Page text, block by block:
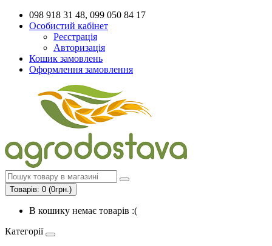
098 918 31 48, 099 050 84 17
Особистий кабінет
Реєстрація
Авторизація
Кошик замовлень
Оформлення замовлення
Товарів: 0 (0грн.)
В кошику немає товарів :(
Категорії